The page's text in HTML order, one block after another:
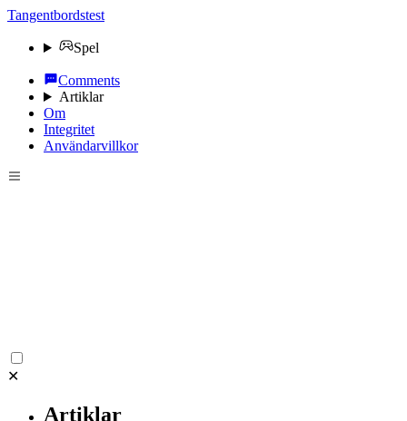
Tangentbordstest
Spel
Comments
Artiklar
Om
Integritet
Användarvillkor
✕
Artiklar